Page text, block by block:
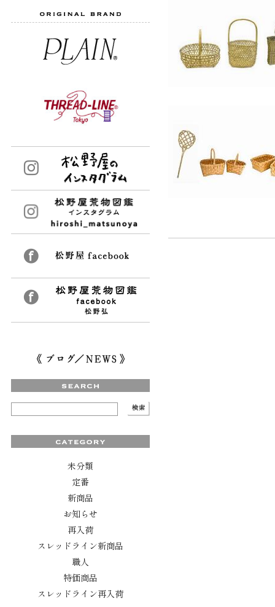
未分類
定番
新商品
お知らせ
再入荷
スレッドライン新商品
職人
特価商品
スレッドライン再入荷